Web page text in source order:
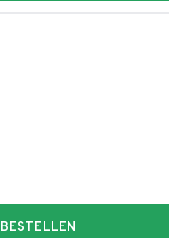
BESTELLEN